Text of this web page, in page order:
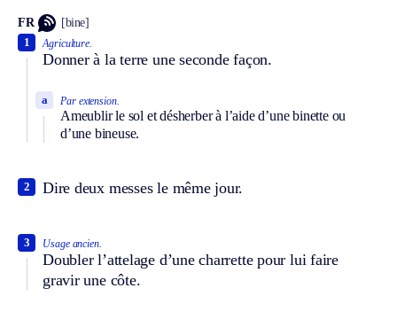
FR [bine]
Agriculture.
Donner à la terre une seconde façon.
1
Par extension.
Ameublir le sol et désherber à l’aide d’une binette ou
d’une bineuse.
a
Dire deux messes le même jour.
2
Usage ancien.
Doubler l’attelage d’une charrette pour lui faire
gravir une côte.
3